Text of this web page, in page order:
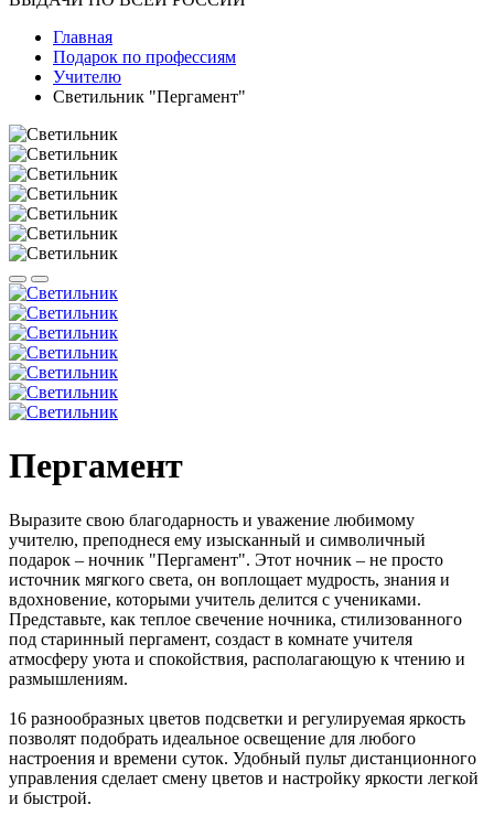
Главная
Подарок по профессиям
Учителю
Светильник "Пергамент"
Пергамент
Выразите свою благодарность и уважение любимому
учителю, преподнеся ему изысканный и символичный
подарок – ночник "Пергамент". Этот ночник – не просто
источник мягкого света, он воплощает мудрость, знания и
вдохновение, которыми учитель делится с учениками.
Представьте, как теплое свечение ночника, стилизованного
под старинный пергамент, создаст в комнате учителя
атмосферу уюта и спокойствия, располагающую к чтению и
размышлениям.
16 разнообразных цветов подсветки и регулируемая яркость
позволят подобрать идеальное освещение для любого
настроения и времени суток. Удобный пульт дистанционного
управления сделает смену цветов и настройку яркости легкой
и быстрой.